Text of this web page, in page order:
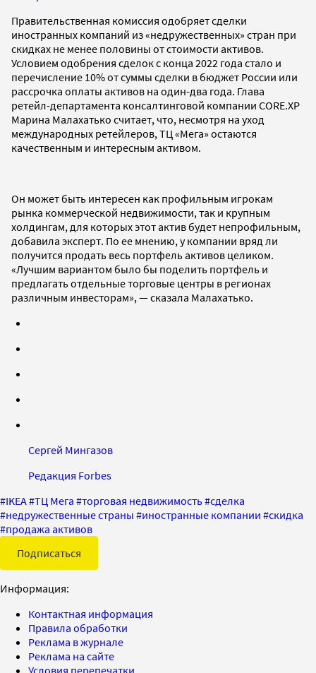
Правительственная комиссия одобряет сделки
иностранных компаний из «недружественных» стран при
скидках не менее половины от стоимости активов.
Условием одобрения сделок с конца 2022 года стало и
перечисление 10% от суммы сделки в бюджет России или
рассрочка оплаты активов на один-два года. Глава
ретейл-департамента консалтинговой компании CORE.XP
Марина Малахатько считает, что, несмотря на уход
международных ретейлеров, ТЦ «Мега» остаются
качественным и интересным активом.
Он может быть интересен как профильным игрокам
рынка коммерческой недвижимости, так и крупным
холдингам, для которых этот актив будет непрофильным,
добавила эксперт. По ее мнению, у компании вряд ли
получится продать весь портфель активов целиком.
«Лучшим вариантом было бы поделить портфель и
предлагать отдельные торговые центры в регионах
различным инвесторам», — сказала Малахатько.
Сергей Мингазов
Редакция Forbes
#IKEA#ТЦ Мега #торговая недвижимость#сделка
#недружественные страны #иностранные компании #скидка
#продажа активов
Подписаться
Информация:
Контактная информация
Правила обработки
Реклама в журнале
Реклама на сайте
Условия перепечатки